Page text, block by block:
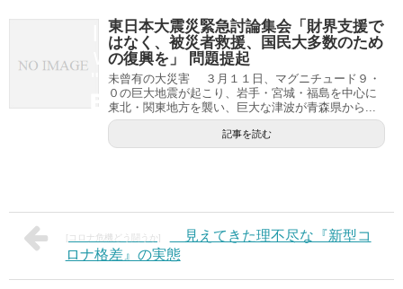
lo
w
">
東日本大震災緊急討論集会「財界支援で
はなく、被災者救援、国民大多数のため
の復興を」 問題提起
未曾有の大災害 ３月１１日、マグニチュード９・
０の巨大地震が起こり、岩手・宮城・福島を中心に
東北・関東地方を襲い、巨大な津波が青森県から...
記事を読む
[コロナ危機どう闘うか]
見えてきた理不尽な『新型コ
ロナ格差』の実態